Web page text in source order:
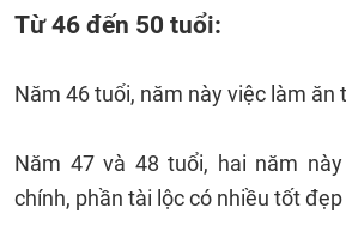
Từ 46 đến 50 tuổi:
Năm 46 tuổi, năm này việc làm ăn
Năm 47 và 48 tuổi, hai năm
chính, phần tài lộc có nhiều tốt